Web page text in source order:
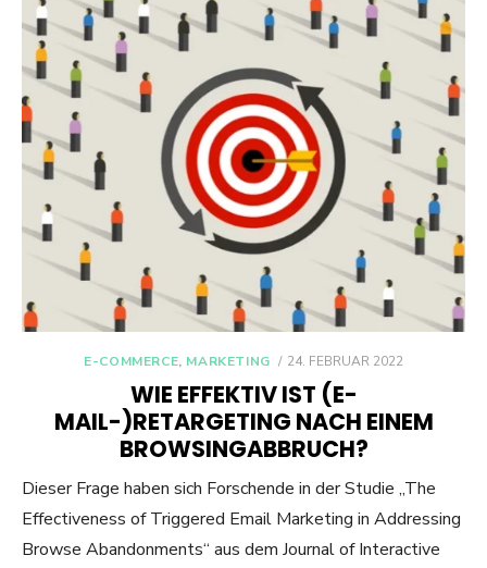
E-COMMERCE, MARKETING
POSTED
24. FEBRUAR 2022
WIE EFFEKTIV IST (E-
MAIL-)RETARGETING NACH EINEM
BROWSINGABBRUCH?
Dieser Frage haben sich Forschende in der Studie „The
Effectiveness of Triggered Email Marketing in Addressing
Browse Abandonments“ aus dem Journal of Interactive